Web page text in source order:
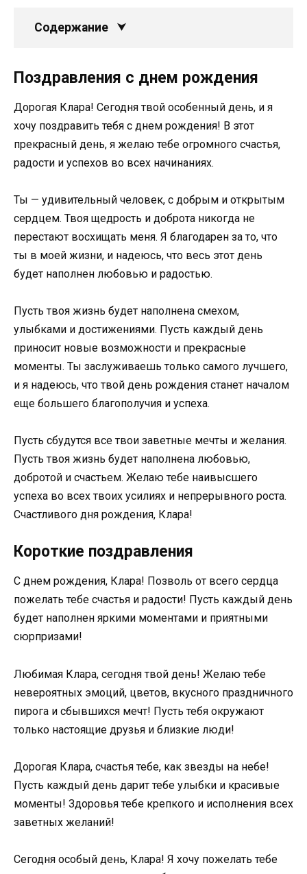
Содержание
Поздравления с днем рождения
Дорогая Клара! Сегодня твой особенный день, и я
хочу поздравить тебя с днем рождения! В этот
прекрасный день, я желаю тебе огромного счастья,
радости и успехов во всех начинаниях.
Ты — удивительный человек, с добрым и открытым
сердцем. Твоя щедрость и доброта никогда не
перестают восхищать меня. Я благодарен за то, что
ты в моей жизни, и надеюсь, что весь этот день
будет наполнен любовью и радостью.
Пусть твоя жизнь будет наполнена смехом,
улыбками и достижениями. Пусть каждый день
приносит новые возможности и прекрасные
моменты. Ты заслуживаешь только самого лучшего,
и я надеюсь, что твой день рождения станет началом
еще большего благополучия и успеха.
Пусть сбудутся все твои заветные мечты и желания.
Пусть твоя жизнь будет наполнена любовью,
добротой и счастьем. Желаю тебе наивысшего
успеха во всех твоих усилиях и непрерывного роста.
Счастливого дня рождения, Клара!
Короткие поздравления
С днем рождения, Клара! Позволь от всего сердца
пожелать тебе счастья и радости! Пусть каждый день
будет наполнен яркими моментами и приятными
сюрпризами!
Любимая Клара, сегодня твой день! Желаю тебе
невероятных эмоций, цветов, вкусного праздничного
пирога и сбывшихся мечт! Пусть тебя окружают
только настоящие друзья и близкие люди!
Дорогая Клара, счастья тебе, как звезды на небе!
Пусть каждый день дарит тебе улыбки и красивые
моменты! Здоровья тебе крепкого и исполнения всех
заветных желаний!
Сегодня особый день, Клара! Я хочу пожелать тебе